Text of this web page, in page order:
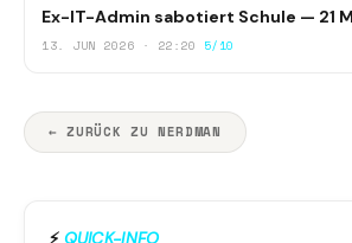
Ex-IT-Admin sabotiert Schule — 21
13. JUN 2026 · 22:20 5/10
← ZURÜCK ZU NERDMAN
⚡ QUICK-INFO